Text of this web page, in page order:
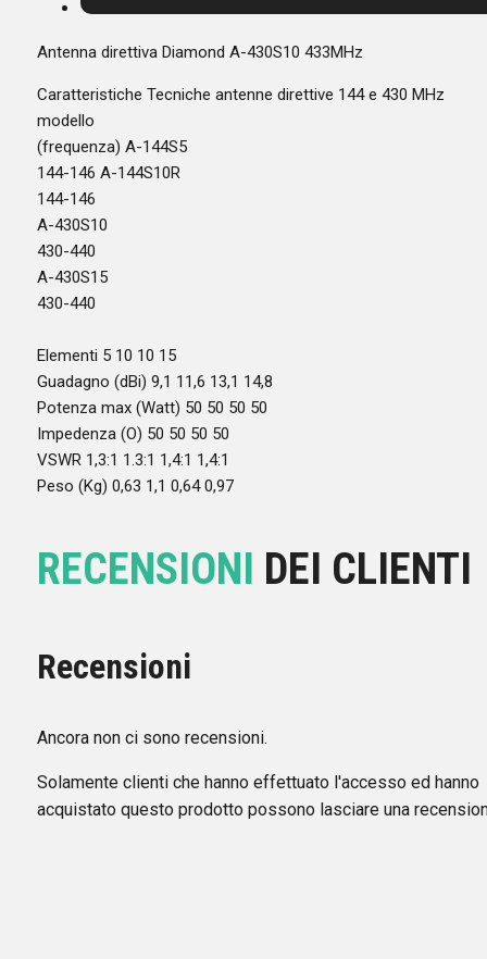
Antenna direttiva Diamond A-430S10 433MHz
Caratteristiche Tecniche antenne direttive 144 e 430 MHz
modello
(frequenza) A-144S5
144-146 A-144S10R
144-146
A-430S10
430-440
A-430S15
430-440
Elementi 5 10 10 15
Guadagno (dBi) 9,1 11,6 13,1 14,8
Potenza max (Watt) 50 50 50 50
Impedenza (O) 50 50 50 50
VSWR 1,3:1 1.3:1 1,4:1 1,4:1
Peso (Kg) 0,63 1,1 0,64 0,97
RECENSIONI DEI CLIENTI
Recensioni
Ancora non ci sono recensioni.
Solamente clienti che hanno effettuato l'accesso ed hanno
acquistato questo prodotto possono lasciare una